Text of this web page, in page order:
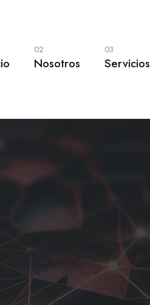
02
Nosotros
03
Servicios